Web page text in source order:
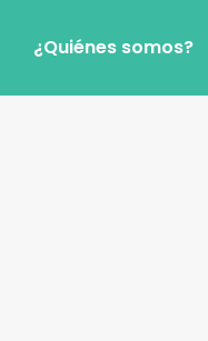
¿Quiénes somos?